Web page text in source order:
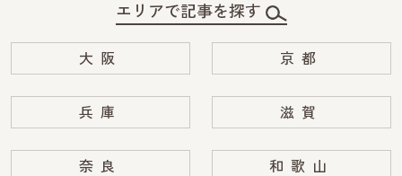
エリアで記事を探す
大阪 京都
兵庫 滋賀
奈良 和歌山